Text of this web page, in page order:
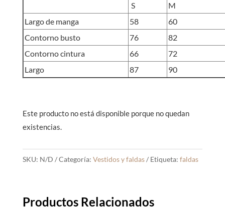
S
M
Largo de manga
58
60
Contorno busto
76
82
Contorno cintura
66
72
Largo
87 90
Este producto no está disponible porque no quedan
existencias.
SKU: N/D Categoría: Vestidos y faldas Etiqueta: faldas
Productos Relacionados